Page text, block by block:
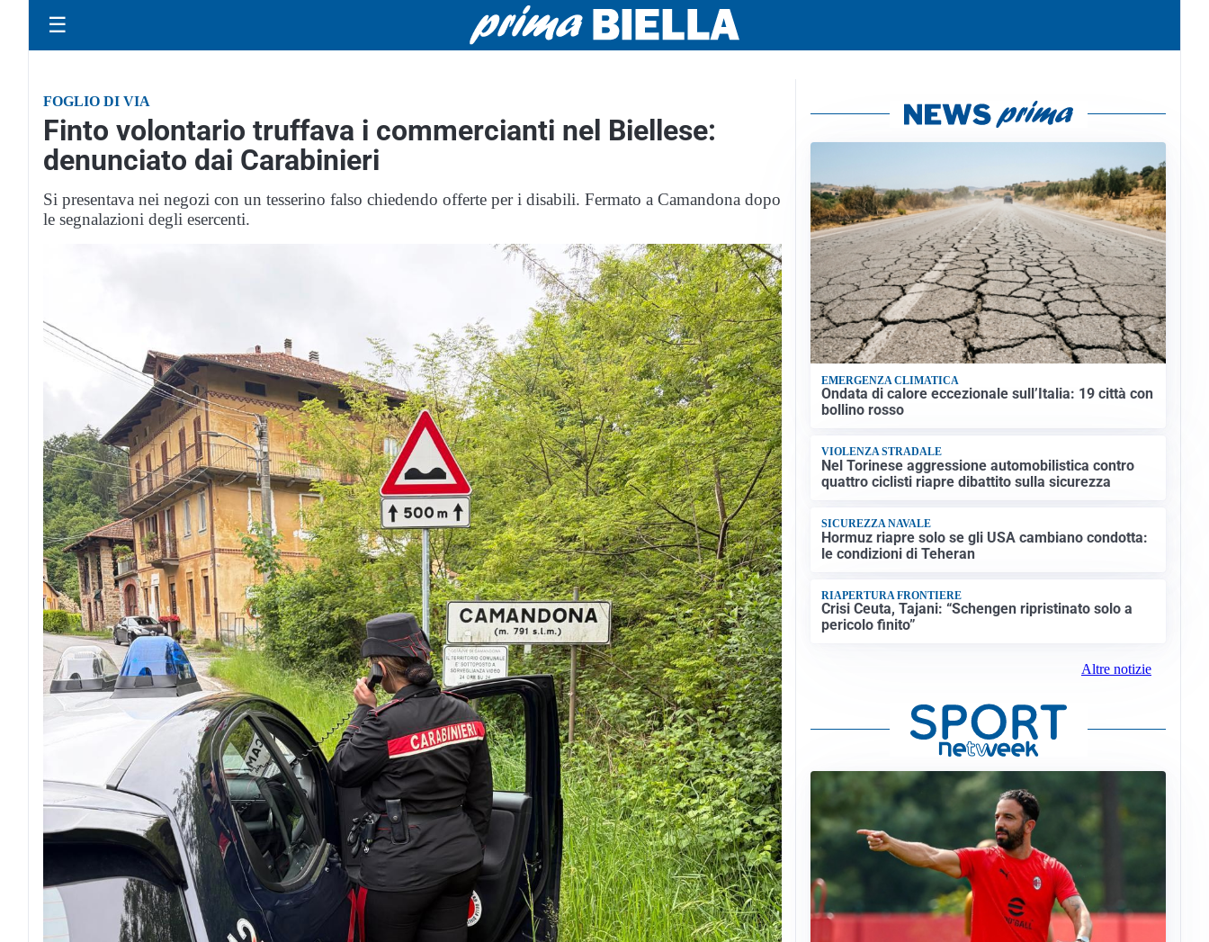
☰
FOGLIO DI VIA
Finto volontario truffava i commercianti nel Biellese:
denunciato dai Carabinieri
Si presentava nei negozi con un tesserino falso chiedendo offerte per i disabili. Fermato a Camandona dopo
le segnalazioni degli esercenti.
EMERGENZA CLIMATICA
Ondata di calore eccezionale sull’Italia: 19 città con
bollino rosso
VIOLENZA STRADALE
Nel Torinese aggressione automobilistica contro
quattro ciclisti riapre dibattito sulla sicurezza
SICUREZZA NAVALE
Hormuz riapre solo se gli USA cambiano condotta:
le condizioni di Teheran
RIAPERTURA FRONTIERE
Crisi Ceuta, Tajani: “Schengen ripristinato solo a
pericolo finito”
Altre notizie